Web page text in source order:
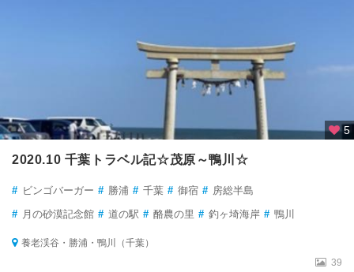
5
2020.10 千葉トラベル記☆茂原～鴨川☆
# ビンゴバーガー # 勝浦 # 千葉 # 御宿 # 房総半島
# 月の砂漠記念館 # 道の駅 # 酪農の里 # 釣ヶ埼海岸 # 鴨川
養老渓谷・勝浦・鴨川（千葉）
39